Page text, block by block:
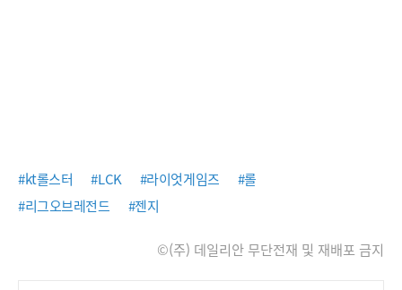
#kt롤스터 #LCK #라이엇게임즈
#롤
#리그오브레전드
#젠지
©(주) 데일리안 무단전재 및 재배포 금지